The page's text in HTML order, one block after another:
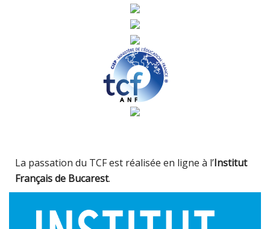
La passation du TCF est réalisée en ligne à l’Institut
Français de Bucarest.